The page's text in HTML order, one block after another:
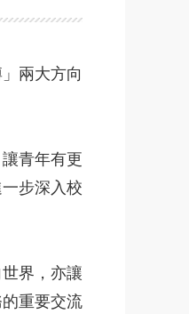
兩大方向
青年有更
步深入校
界，亦讓
重要交流